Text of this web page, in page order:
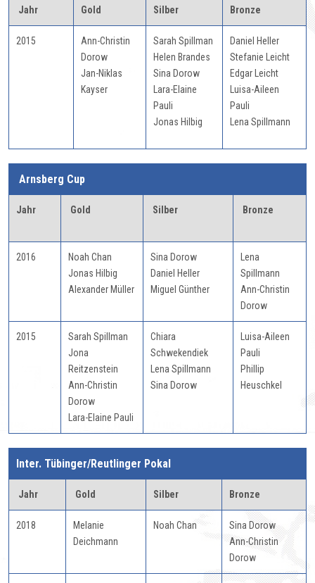
Jahr Gold Silber Bronze
2015
Ann-Christin
Dorow
Jan-Niklas
Kayser
Sarah Spillman
Helen Brandes
Sina Dorow
Lara-Elaine
Pauli
Jonas Hilbig
Daniel Heller
Stefanie Leicht
Edgar Leicht
Luisa-Aileen
Pauli
Lena Spillmann
Arnsberg Cup
Jahr Gold Silber Bronze
2016
Noah Chan
Jonas Hilbig
Alexander Müller
Sina Dorow
Daniel Heller
Miguel Günther
Lena
Spillmann
Ann-Christin
Dorow
2015
Sarah Spillman
Jona
Reitzenstein
Ann-Christin
Dorow
Lara-Elaine Pauli
Chiara
Schwekendiek
Lena Spillmann
Sina Dorow
Luisa-Aileen
Pauli
Phillip
Heuschkel
Inter. Tübinger/Reutlinger Pokal
Jahr Gold Silber Bronze
2018
Melanie
Deichmann
Noah Chan
Sina Dorow
Ann-Christin
Dorow